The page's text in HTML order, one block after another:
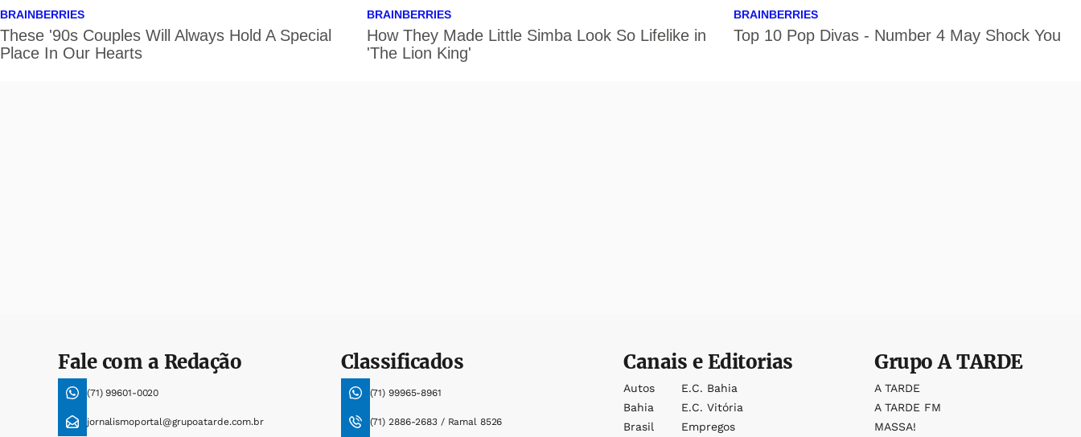
Fale com a Redação
(71) 99601-0020
jornalismoportal@grupoatarde.com.br
Classificados
(71) 99965-8961
(71) 2886-2683 / Ramal 8526
Canais e Editorias
Autos
Bahia
Brasil
E.c. Bahia
E.c. Vitória
Empregos
GrupoA TARDE
A TARDE
A TARDE FM
MASSA!